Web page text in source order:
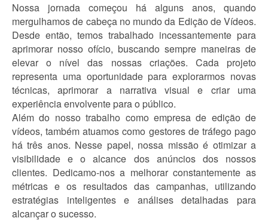
Nossa jornada começou há alguns anos, quando
mergulhamos de cabeça no mundo da Edição de Vídeos.
Desde então, temos trabalhado incessantemente para
aprimorar nosso ofício, buscando sempre maneiras de
elevar o nível das nossas criações. Cada projeto
representa uma oportunidade para explorarmos novas
técnicas, aprimorar a narrativa visual e criar uma
experiência envolvente para o público.
Além do nosso trabalho como empresa de edição de
vídeos, também atuamos como gestores de tráfego pago
há três anos. Nesse papel, nossa missão é otimizar a
visibilidade e o alcance dos anúncios dos nossos
clientes. Dedicamo-nos a melhorar constantemente as
métricas e os resultados das campanhas, utilizando
estratégias inteligentes e análises detalhadas para
alcançar o sucesso.